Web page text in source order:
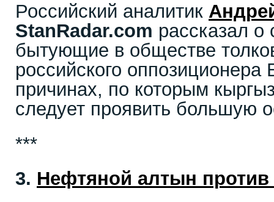
Российский аналитик
StanRadar.com рассказал о
бытующие в обществе
российского
причинах, по которым
следует проявить большую
***
3. Нефтяной aлтын